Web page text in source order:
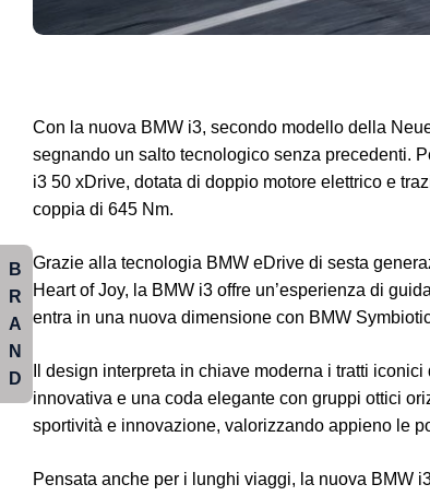
Con la nuova BMW i3, secondo modello della
segnando un salto tecnologico senza precedenti.
i3 50 xDrive, dotata di doppio motore elettrico e
coppia di 645 Nm.
Grazie alla tecnologia BMW eDrive di sesta
Heart of Joy, la BMW i3 offre un’esperienza di
entra in una nuova dimensione con BMW
Il design interpreta in chiave moderna i tratti
innovativa e una coda elegante con gruppi ottici
sportività e innovazione, valorizzando appieno le
Pensata anche per i lunghi viaggi, la nuova BMW
B
R
A
N
D